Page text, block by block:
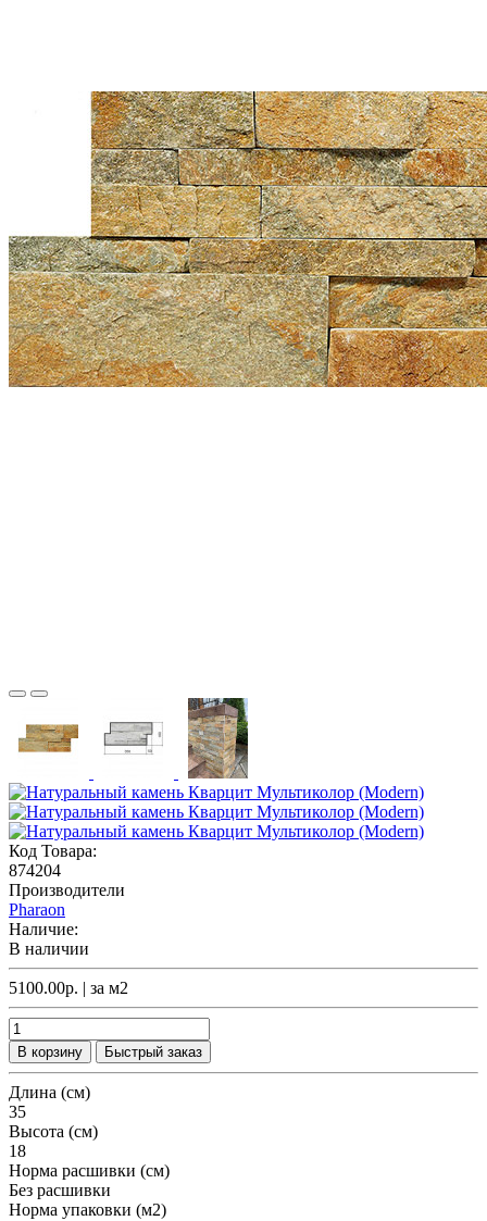
Код Товара:
874204
Производители
Pharaon
Наличие:
В наличии
5100.00р. | за м2
В корзину Быстрый заказ
Длина (см)
35
Высота (см)
18
Норма расшивки (см)
Без расшивки
Норма упаковки (м2)